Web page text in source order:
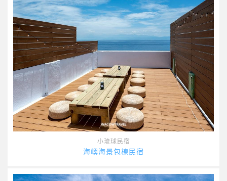
小琉球民宿
海嶼海景包棟民宿